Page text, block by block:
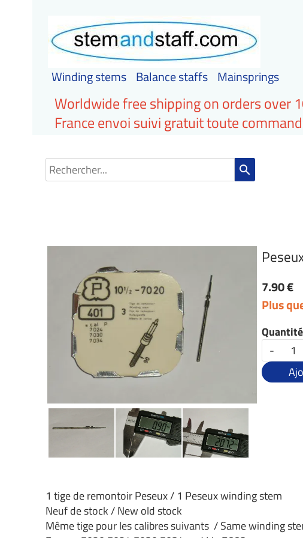
Winding stems Balance staffs Mainsprings
Worldwide free shipping on orders over
France envoi suivi gratuit toute
search
7.90 €
Plus
-
1 tige de remontoir Peseux / 1 Peseux winding stem
Neuf de stock / New old stock
Même tige pour les calibres suivants / Same winding